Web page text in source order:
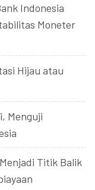
Indonesia
Moneter
Hijau atau
Menguji
Titik Balik